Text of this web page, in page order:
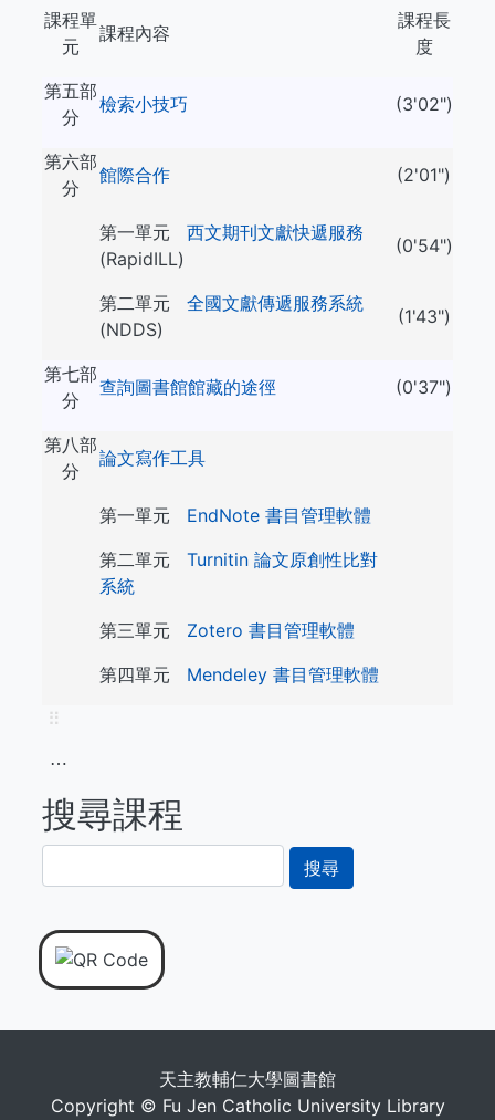
課程單
元
課程內容
課程長
度
第五部
分
檢索小技巧 (3'02")
第六部
分
館際合作 (2'01")
第一單元 西文期刊文獻快遞服務
(RapidILL)
(0'54")
第二單元 全國文獻傳遞服務系統
(NDDS)
(1'43")
第七部
分
查詢圖書館館藏的途徑 (0'37")
第八部
分
論文寫作工具
第一單元 EndNote 書目管理軟體
第二單元 Turnitin 論文原創性比對
系統
第三單元 Zotero 書目管理軟體
第四單元 Mendeley 書目管理軟體
⠿
⋯
搜尋課程
尋
天主教輔仁大學圖書館
Copyright © Fu Jen Catholic University Library